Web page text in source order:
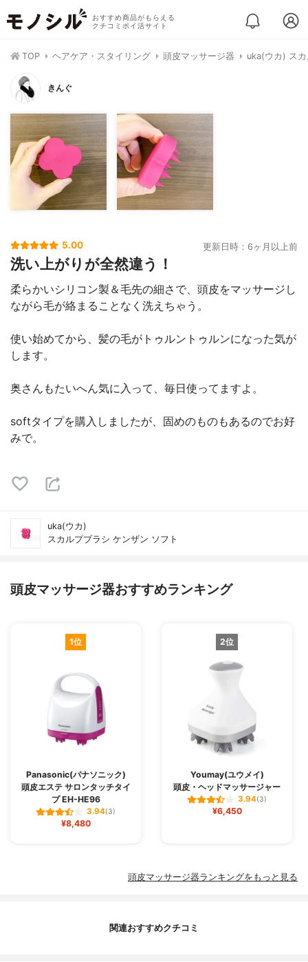
おすすめ商品がもらえる
クチコミポイ活サイト
TOP ヘアケア・スタイリング 頭皮マッサージ器 uka(ウカ) ス
きんぐ
5.00 更新日時：6ヶ月以上前
洗い上がりが全然違う！
柔らかいシリコン製＆毛先の細さで、頭皮をマッサージし
ながら毛が絡まることなく洗えちゃう。
使い始めてから、髪の毛がトゥルントゥルンになった気が
します。
奥さんもたいへん気に入って、毎日使ってますよ。
softタイプを購入しましたが、固めのものもあるのでお好
みで。
uka(ウカ)
スカルプブラシ ケンザン ソフト
頭皮マッサージ器おすすめランキング
1位
Panasonic(パナソニック)
頭皮エステ サロンタッチタイ
プ EH-HE96
3.94(3)
¥8,480
2位
Youmay(ユウメイ)
頭皮・ヘッドマッサージャー
3.94(3)
¥6,450
頭皮マッサージ器ランキングをもっと見る
関連おすすめクチコミ